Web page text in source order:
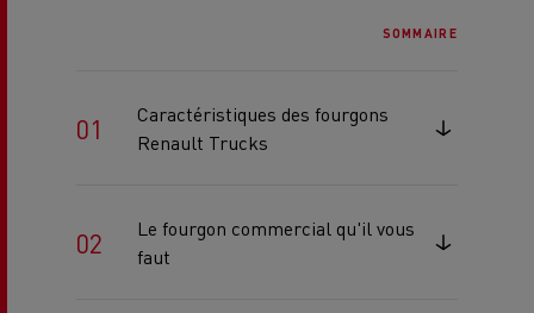
SOMMAIRE
Caractéristiques des fourgons
Renault Trucks
Le fourgon commercial qu'il vous
faut